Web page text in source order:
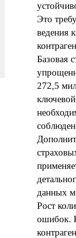
Это
ведения
Базовая
272,5
данных
Рост
ошибок.